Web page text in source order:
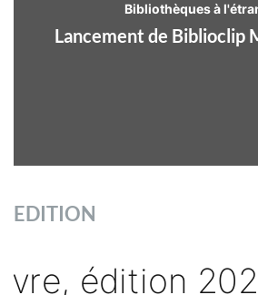
Bibliothèques à
Lancement de Biblioclip
EDITION